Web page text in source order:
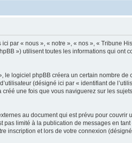
« nous », « notre », « nos », « Tribune
») utilisent toutes les informations qui ont
logiciel phpBB créera un certain nombre
(désigné ici par « identifiant de
une fois que vous naviguerez sur les
au document qui est prévu pour
limité à la publication de messages en
inscription et lors de votre connexion